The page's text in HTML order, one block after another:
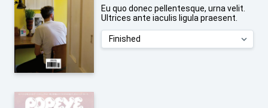
Eu quo donec pellentesque, urna velit.
Ultrices ante iaculis ligula praesent.